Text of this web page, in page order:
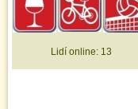
Lidí online: 13